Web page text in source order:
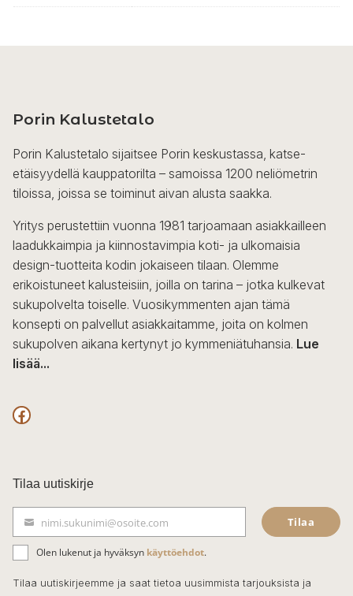
Porin Kalustetalo
Porin Kalustetalo sijaitsee Porin keskustassa, katse-
etäisyydellä kauppatorilta – samoissa 1200 neliömetrin
tiloissa, joissa se toiminut aivan alusta saakka.
Yritys perustettiin vuonna 1981 tarjoamaan asiakkailleen
laadukkaimpia ja kiinnostavimpia koti- ja ulkomaisia
design-tuotteita kodin jokaiseen tilaan. Olemme
erikoistuneet kalusteisiin, joilla on tarina – jotka kulkevat
sukupolvelta toiselle. Vuosikymmenten ajan tämä
konsepti on palvellut asiakkaitamme, joita on kolmen
sukupolven aikana kertynyt jo kymmeniätuhansia. Lue
lisää...
F
c
e
b
o
o
Tilaa uutiskirje
ä
h
k
nimi.sukunimi@osoite.com Tilaa
Olen lukenut ja hyväksyn käyttöehdot.
Tilaa uutiskirjeemme ja saat tietoa uusimmista tarjouksista ja